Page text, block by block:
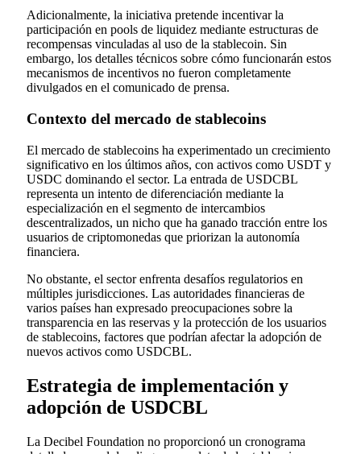
Adicionalmente, la iniciativa pretende incentivar la
participación en pools de liquidez mediante estructuras de
recompensas vinculadas al uso de la stablecoin. Sin
embargo, los detalles técnicos sobre cómo funcionarán estos
mecanismos de incentivos no fueron completamente
divulgados en el comunicado de prensa.
Contexto del mercado de stablecoins
El mercado de stablecoins ha experimentado un crecimiento
significativo en los últimos años, con activos como USDT y
USDC dominando el sector. La entrada de USDCBL
representa un intento de diferenciación mediante la
especialización en el segmento de intercambios
descentralizados, un nicho que ha ganado tracción entre los
usuarios de criptomonedas que priorizan la autonomía
financiera.
No obstante, el sector enfrenta desafíos regulatorios en
múltiples jurisdicciones. Las autoridades financieras de
varios países han expresado preocupaciones sobre la
transparencia en las reservas y la protección de los usuarios
de stablecoins, factores que podrían afectar la adopción de
nuevos activos como USDCBL.
Estrategia de implementación y
adopción de USDCBL
La Decibel Foundation no proporcionó un cronograma